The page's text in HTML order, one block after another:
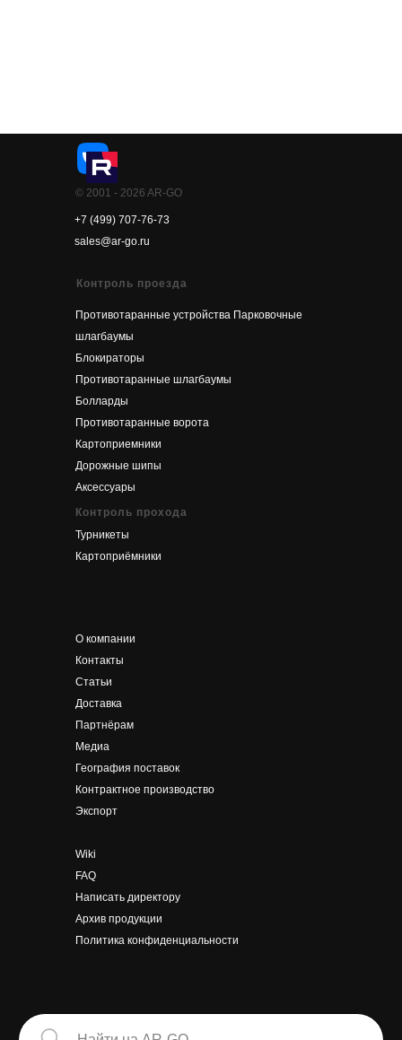
Контроль проезда
Противотаранные устройства Парковочные
шлагбаумы
Блокираторы
Противотаранные шлагбаумы
Болларды
Противотаранные ворота
Картоприемники
Дорожные шипы
Аксессуары
Контроль прохода
Турникеты
Картоприёмники
О компании
Контакты
Статьи
Доставка
Партнёрам
Медиа
География поставок
Контрактное производство
Экспорт
Wiki
FAQ
Написать директору
Архив продукции
Политика конфиденциальности
© 2001 - 2026 AR-GO
+7 (499) 707-76-73
sales@ar-go.ru